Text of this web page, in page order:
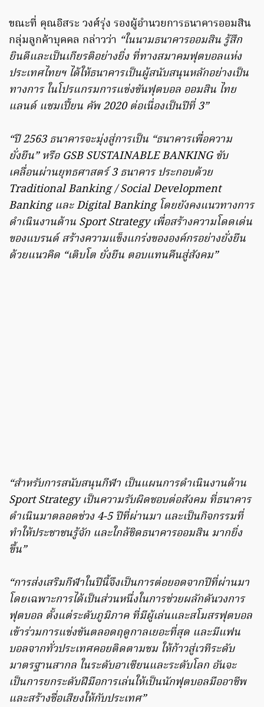
ขณะที่ คุณอิสระ วงศ์รุ่ง รองผู้อำนวยการธนาคารออมสิน
กลุ่มลูกค้าบุคคล กล่าวว่า “ในนามธนาคารออมสิน รู้สึก
ยินดีและเป็นเกียรติอย่างยิ่ง ที่ทางสมาคมฟุตบอลแห่ง
ประเทศไทยฯ ได้ให้ธนาคารเป็นผู้สนับสนุนหลักอย่างเป็น
ทางการ ในโปรแกรมการแข่งขันฟุตบอล ออมสิน ไทย
แลนด์ แชมเปี้ยน คัพ 2020 ต่อเนื่องเป็นปีที่ 3”
“ปี 2563 ธนาคารจะมุ่งสู่การเป็น “ธนาคารเพื่อความ
ยั่งยืน” หรือ GSB SUSTAINABLE BANKING ขับ
เคลื่อนผ่านยุทธศาสตร์ 3 ธนาคาร ประกอบด้วย
Traditional Banking / Social Development
Banking และ Digital Banking โดยยังคงแนวทางการ
ดำเนินงานด้าน Sport Strategy เพื่อสร้างความโดดเด่น
ของแบรนด์ สร้างความแข็งแกร่งขององค์กรอย่างยั่งยืน
ด้วยแนวคิด “เติบโต ยั่งยืน ตอบแทนคืนสู่สังคม”
“สำหรับการสนับสนุนกีฬา เป็นแผนการดำเนินงานด้าน
Sport Strategy เป็นความรับผิดชอบต่อสังคม ที่ธนาคาร
ดำเนินมาตลอดช่วง 4-5 ปีที่ผ่านมา และเป็นกิจกรรมที่
ทำให้ประชาชนรู้จัก และใกล้ชิดธนาคารออมสิน มากยิ่ง
ขึ้น”
“การส่งเสริมกีฬาในปีนี้จึงเป็นการต่อยอดจากปีที่ผ่านมา
โดยเฉพาะการได้เป็นส่วนหนึ่งในการช่วยผลักดันวงการ
ฟุตบอล ตั้งแต่ระดับภูมิภาค ที่มีผู้เล่นและสโมสรฟุตบอล
เข้าร่วมการแข่งขันตลอดฤดูกาลเยอะที่สุด และมีแฟน
บอลจากทั่วประเทศคอยติดตามชม ให้ก้าวสู่เวทีระดับ
มาตรฐานสากล ในระดับอาเซียนและระดับโลก อันจะ
เป็นการยกระดับฝีมือการเล่นให้เป็นนักฟุตบอลมืออาชีพ
และสร้างชื่อเสียงให้กับประเทศ”